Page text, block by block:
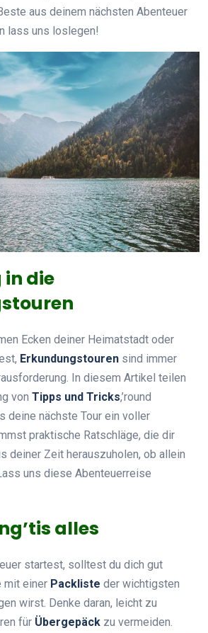
aus deinem nächsten Abenteuer
lass uns loslegen!
in die
Ecken deiner Heimatstadt oder
Erkundungstouren sind immer
In diesem Artikel teilen
von Tipps und Tricks,’round
deine nächste Tour ein voller
praktische Ratschläge, die dir
deiner Zeit herauszuholen, ob allein
uns diese Abenteuerreise
alles
startest, solltest du dich gut
mit einer Packliste der wichtigsten
wirst. Denke daran, leicht zu
für Übergepäck zu vermeiden.